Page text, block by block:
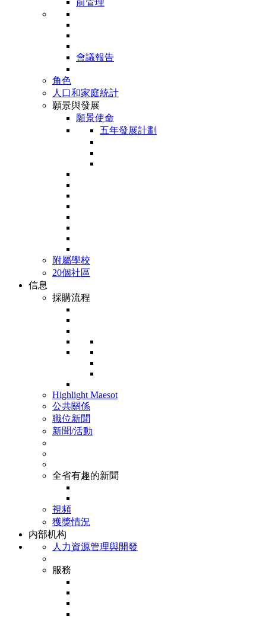
前管理
會議報告
角色
人口和家庭統計
願景與發展
願景使命
五年發展計劃
附屬學校
20個社區
信息
採購流程
Highlight Maesot
公共關係
職位新聞
新聞/活動
全省有趣的新聞
視頻
獲獎情況
内部机构
人力資源管理與開發
服務